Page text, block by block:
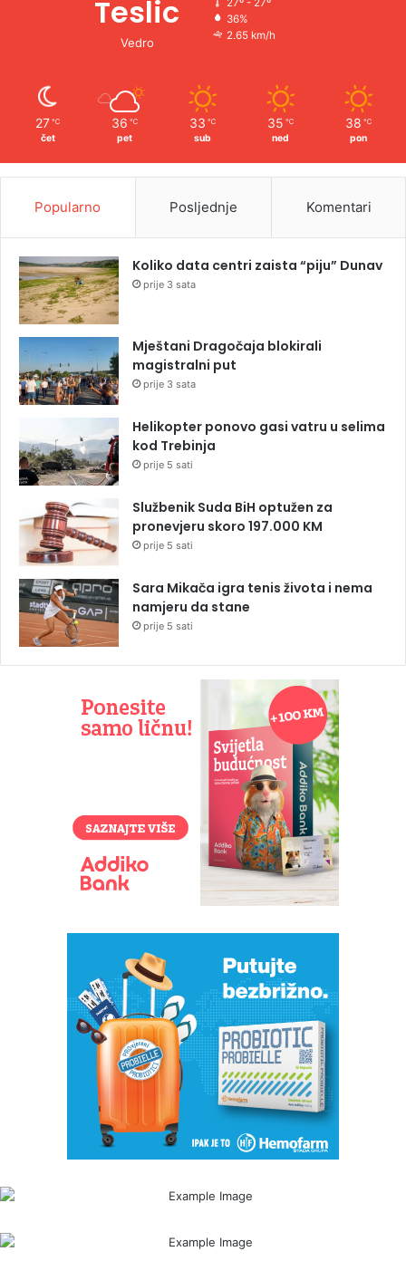
Teslic
Vedro
27º - 27º
36%
2.65 km/h
27 ℃
čet
36 ℃
pet
33 ℃
sub
35 ℃
ned
38 ℃
pon
Popularno Posljednje Komentari
Koliko data centri zaista “piju” Dunav
prije 3 sata
Mještani Dragočaja blokirali
magistralni put
prije 3 sata
Helikopter ponovo gasi vatru u selima
kod Trebinja
prije 5 sati
Službenik Suda BiH optužen za
pronevjeru skoro 197.000 KM
prije 5 sati
Sara Mikača igra tenis života i nema
namjeru da stane
prije 5 sati